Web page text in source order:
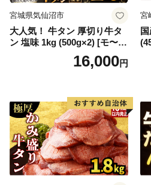
宮城県気仙沼市
大人気！ 牛タン 厚切り牛タ
ン 塩味 1kg (500g×2) [モ〜ラ
ンド 宮城県 気仙沼市 205646
60] 肉 牛肉 精肉 牛たん 牛タ
厚切り タン
16,000円
宮